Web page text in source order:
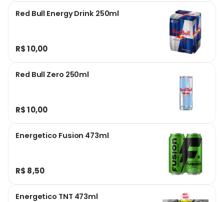
Red Bull Energy Drink 250ml
R$ 10,00
Red Bull Zero 250ml
R$ 10,00
Energetico Fusion 473ml
R$ 8,50
Energetico TNT 473ml